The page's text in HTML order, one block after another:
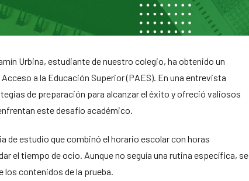
Urbina, estudiante de nuestro colegio, ha obtenido un
a la Educación Superior (PAES). En una entrevista
de preparación para alcanzar el éxito y ofreció valiosos
este desafío académico.
de estudio que combinó el horario escolar con horas
el tiempo de ocio. Aunque no seguía una rutina específica, se
contenidos de la prueba.